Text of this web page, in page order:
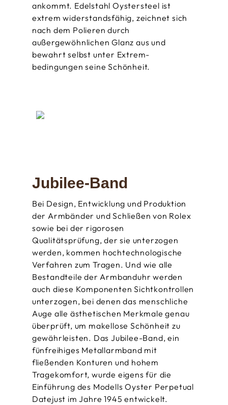
ankommt. Edelstahl Oystersteel ist
extrem widerstandsfähig, zeichnet sich
nach dem Polieren durch
außergewöhnlichen Glanz aus und
bewahrt selbst unter Extrem­
bedingungen seine Schönheit.
Jubilee-Band
Bei Design, Entwicklung und Produktion
der Armbänder und Schließen von Rolex
sowie bei der rigorosen
Qualitätsprüfung, der sie unterzogen
werden, kommen hoch­technologische
Verfahren zum Tragen. Und wie alle
Bestandteile der Armbanduhr werden
auch diese Komponenten Sichtkontrollen
unterzogen, bei denen das menschliche
Auge alle ästhetischen Merkmale genau
überprüft, um makellose Schönheit zu
gewährleisten. Das Jubilee-Band, ein
fünfreihiges Metallarmband mit
fließenden Konturen und hohem
Tragekomfort, wurde eigens für die
Einführung des Modells Oyster Perpetual
Datejust im Jahre 1945 entwickelt.